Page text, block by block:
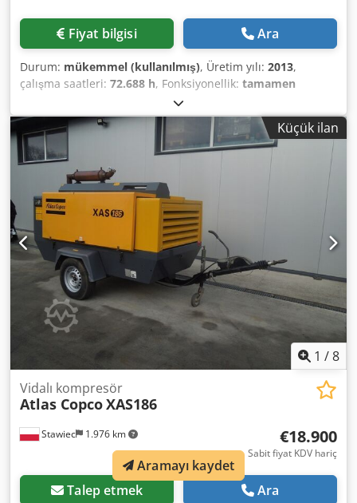
Fiyat bilgisi Ara
Durum: mükemmel (kullanılmış), Üretim yılı: 2013,
çalışma saatleri: 72.688 h, Fonksiyonellik: tamamen
, Vidalı kompresör, Atlas Copco GA45VSDFF
modeli. Frekans konvertörü ve kurutucu entegre edilmiştir.
Dksdpfx Aeznlx Sog Dor 45 kW 12,75 bar 8,67 m³/dak
Üretim yılı: 2013 Çalışma saati: 72.688 saat
Küçük ilan
1 /8
Stawiec 1.976 km
Vidalı kompresör
Atlas CopcoXAS186
€18.900
Sabit fiyat KDV hariç
Talep etmek Ara
Aramayı kaydet